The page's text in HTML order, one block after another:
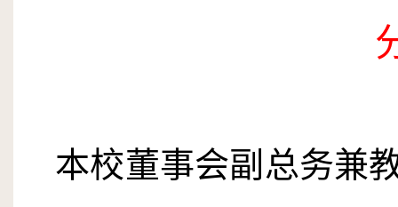
本校董事会副总务兼